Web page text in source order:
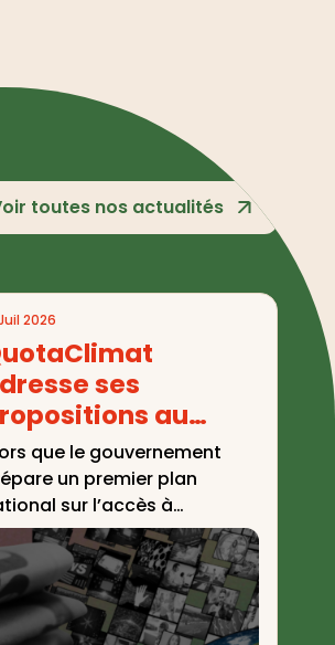
toutes nos actualités
2026
ses
au
pour
plan national sur
à
et
que le gouvernement
un premier plan
sur l’accès à
sur
et le climat, ...